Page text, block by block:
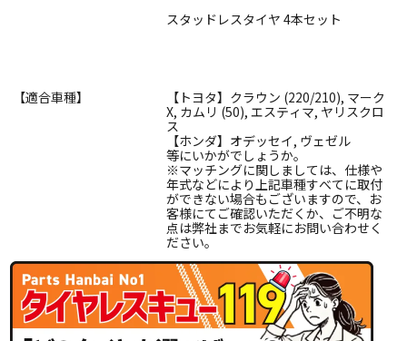
スタッドレスタイヤ 4本セット
【適合車種】
【トヨタ】クラウン (220/210), マーク
X, カムリ (50), エスティマ, ヤリスクロ
ス
【ホンダ】オデッセイ, ヴェゼル
等にいかがでしょうか。
※マッチングに関しましては、仕様や
年式などにより上記車種すべてに取付
ができない場合もございますので、お
客様にてご確認いただくか、ご不明な
点は弊社までお気軽にお問い合わせく
ださい。